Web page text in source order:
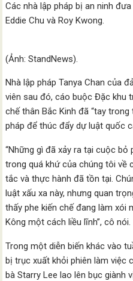
Các nhà lập pháp bị an ninh
Eddie Chu và Roy Kwong.
(Ảnh: StandNews).
Nhà lập pháp Tanya Chan của
viên sau đó, cáo buộc Đặc khu
chế thân Bắc Kinh đã “tay
pháp để thúc đẩy dự luật quốc
“Những gì đã xảy ra tại cuộc
trong quá khứ của chúng tôi về
tắc và thực hành đã tồn tại.
luật xấu xa này, nhưng quan
thấy phe kiến chế đang làm xói
Kông một cách liều lĩnh”, cô nói.
Trong một diễn biến khác vào
bị trục xuất khỏi phiên làm việc
bà Starry Lee lao lên bục giành